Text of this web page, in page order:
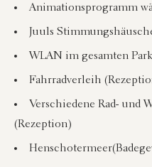
Animationsprogramm
Juuls
WLAN im gesamten
Fahrradverleih
Verschiedene Rad- und
(Rezeption)
Henschotermeer